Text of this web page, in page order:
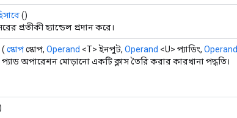
()
প্রতীকী হ্যান্ডেল প্রদান করে।
( স্কোপস্কোপ, Operand <T> ইনপুট, Operand <U> প্যাডিং, Operand
অপারেশন মোড়ানো একটি ক্লাস তৈরি করার কারখানা পদ্ধতি।